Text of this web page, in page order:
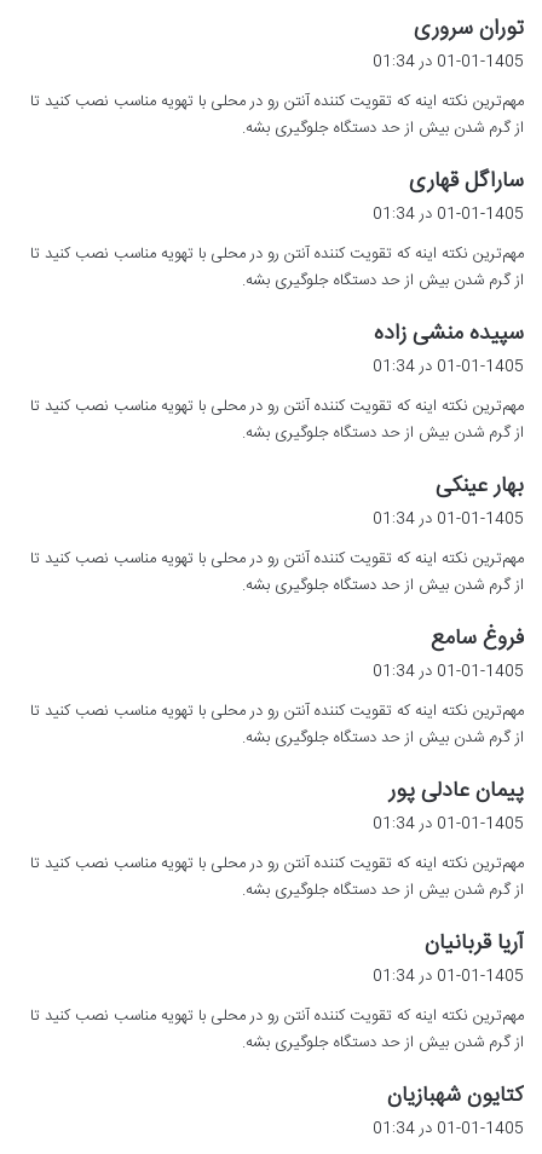
توران سروری
ف
01-01-1405 در 01:34
مهم‌ترین نکته اینه که تقویت کننده آنتن رو در محلی با تهویه مناسب نصب کنید تا
از گرم شدن بیش از حد دستگاه جلوگیری بشه.
ساراگل قهاری
ف
:
01-01-1405 در 01:34
مهم‌ترین نکته اینه که تقویت کننده آنتن رو در محلی با تهویه مناسب نصب کنید تا
از گرم شدن بیش از حد دستگاه جلوگیری بشه.
سپیده منشی زاده
:
01-01-1405 در 01:34
مهم‌ترین نکته اینه که تقویت کننده آنتن رو در محلی با تهویه مناسب نصب کنید تا
از گرم شدن بیش از حد دستگاه جلوگیری بشه.
بهار عینکی
ت
:
01-01-1405 در 01:34
مهم‌ترین نکته اینه که تقویت کننده آنتن رو در محلی با تهویه مناسب نصب کنید تا
از گرم شدن بیش از حد دستگاه جلوگیری بشه.
فروغ سامع
ت
:
01-01-1405 در 01:34
مهم‌ترین نکته اینه که تقویت کننده آنتن رو در محلی با تهویه مناسب نصب کنید تا
از گرم شدن بیش از حد دستگاه جلوگیری بشه.
پیمان عادلی پور
ف
:
01-01-1405 در 01:34
مهم‌ترین نکته اینه که تقویت کننده آنتن رو در محلی با تهویه مناسب نصب کنید تا
از گرم شدن بیش از حد دستگاه جلوگیری بشه.
آریا قربانیان
ت
:
01-01-1405 در 01:34
مهم‌ترین نکته اینه که تقویت کننده آنتن رو در محلی با تهویه مناسب نصب کنید تا
از گرم شدن بیش از حد دستگاه جلوگیری بشه.
کتایون شهبازیان
ف
01-01-1405 در 01:34